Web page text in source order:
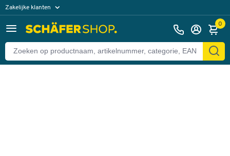
Zakelijke klanten
Particuliere klanten 0
Terug